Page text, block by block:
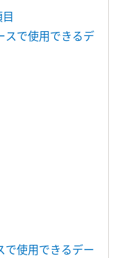
スで使用できるデ
で使用できるデー